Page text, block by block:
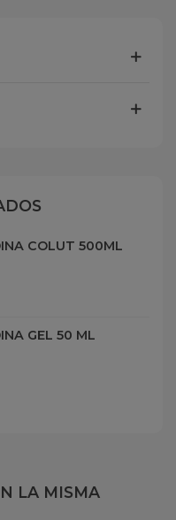
COLUT 500ML
GEL 50 ML
LA MISMA